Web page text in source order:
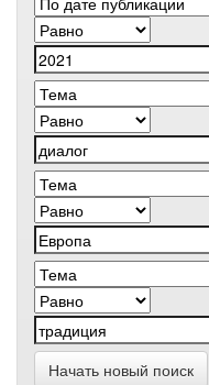
Начать новый поиск